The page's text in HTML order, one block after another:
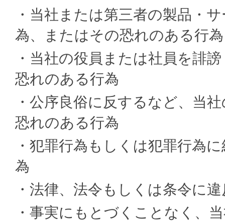
・当社または第三者の製品・
為、またはその恐れのある行為
・当社の役員または社員を誹
恐れのある行為
・公序良俗に反するなど、当
恐れのある行為
・犯罪行為もしくは犯罪行為
為
・法律、法令もしくは条令に
・事実にもとづくことなく、